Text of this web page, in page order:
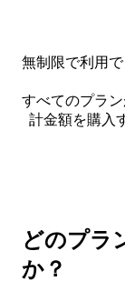
無制限で利用
すべてのプラ
計金額を購入
どのプラ
か？